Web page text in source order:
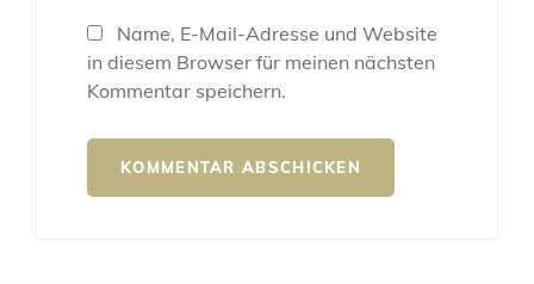
Name, E-Mail-Adresse und Website
in diesem Browser für meinen nächsten
Kommentar speichern.